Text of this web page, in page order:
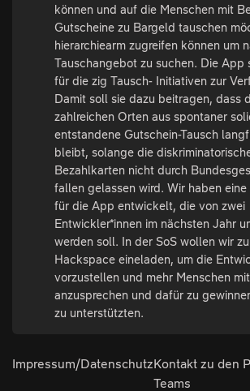
können und auf die Menschen mit
Gutscheine zu Bargeld tauschen
hierarchiearm zugreifen können um
Tauschangebot zu suchen. Die App
für die zig Tausch- Initiativen zur
Damit soll sie dazu beitragen, dass
zahlreichen Orten aus spontaner
entstandene Gutschein-Tausch
bleibt, solange die
Bezahlkarten nicht durch
fallen gelassen wird. Wir haben
für die App entwickelt, die von zwei
Entwickler*innen im nächsten Jahr
werden soll. In der SoS wollen wir
Hackspace eineladen, um die
vorzustellen und mehr Menschen
anzusprechen und dafür zu
zu unterstützten.
Impressum/DatenschutzKontakt zu den
Teams